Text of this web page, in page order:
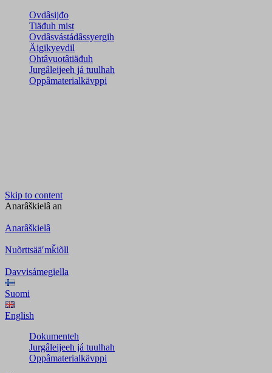
Ovdâsijđo
Tiäđuh mist
Ovdâsvástádâssyergih
Äigikyevdil
Ohtâvuotâtiäđuh
Jurgâleijeeh já tuulhah
Oppâmaterialkävppi
Skip to content
Anarâškielâ an
Anarâškielâ
Nuõrttsääʹmǩiõll
Davvisámegiella
Suomi
English
Dokumenteh
Jurgâleijeeh já tuulhah
Oppâmaterialkävppi